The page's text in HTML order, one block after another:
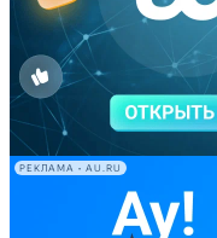
РЕКЛАМА • AU.RU